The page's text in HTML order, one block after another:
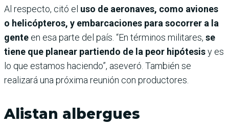
Al respecto, citó el uso de aeronaves, como aviones
o helicópteros, y embarcaciones para socorrer a la
gente en esa parte del país. “En términos militares, se
tiene que planear partiendo de la peor hipótesisy es
lo que estamos haciendo”, aseveró. También se
realizará una próxima reunión con productores.
Alistan albergues